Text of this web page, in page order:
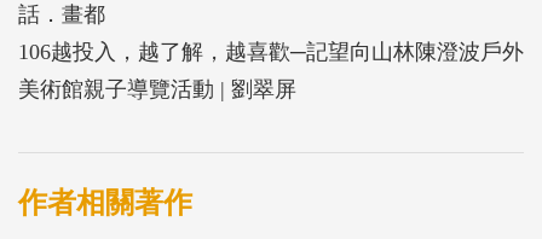
話．畫都
106越投入，越了解，越喜歡─記望向山林陳澄波戶外
美術館親子導覽活動 | 劉翠屏
作者相關著作